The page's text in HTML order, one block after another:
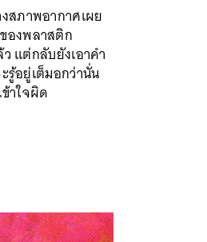
สภาพอากาศเผย
องพลาสติก
แต่กลับยังเอาคำ
รู้อยู่เต็มอกว่านั่น
าใจผิด